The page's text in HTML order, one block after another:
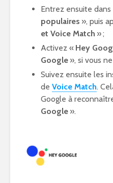
Entrez ensuite dans
populaires », puis
et Voice Match » ;
Activez « Hey
Google », si vous
Suivez ensuite les
de Voice Match.
Google à
Google ».